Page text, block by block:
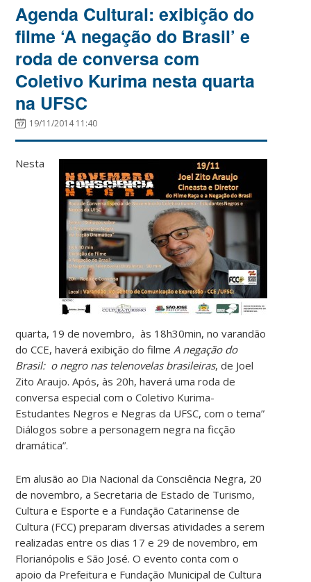
Agenda Cultural: exibição do
filme ‘A negação do Brasil’ e
roda de conversa com
Coletivo Kurima nesta quarta
na UFSC
19/11/2014 11:40
Nesta
quarta, 19 de novembro, às 18h30min, no varandão
do CCE, haverá exibição do filme A negação do
Brasil: o negro nas telenovelas brasileiras, de Joel
Zito Araujo. Após, às 20h, haverá uma roda de
conversa especial com o Coletivo Kurima-
Estudantes Negros e Negras da UFSC, com o tema”
Diálogos sobre a personagem negra na ficção
dramática”.
Em alusão ao Dia Nacional da Consciência Negra, 20
de novembro, a Secretaria de Estado de Turismo,
Cultura e Esporte e a Fundação Catarinense de
Cultura (FCC) preparam diversas atividades a serem
realizadas entre os dias 17 e 29 de novembro, em
Florianópolis e São José. O evento conta com o
apoio da Prefeitura e Fundação Municipal de Cultura